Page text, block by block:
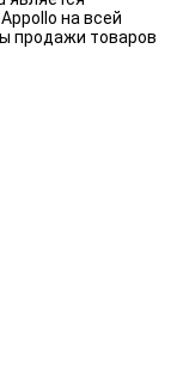
на всей
продажи товаров